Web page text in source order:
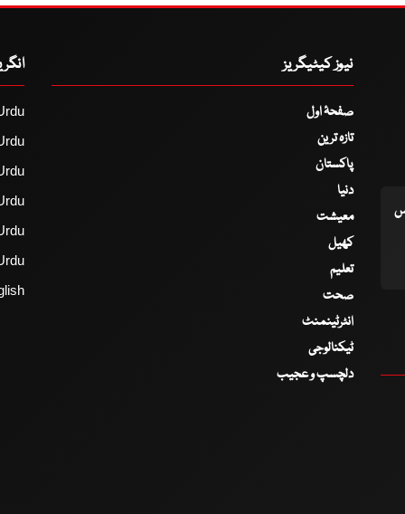
نیوز کیٹیگریز
صفحۂ اول
تازہ ترین
پاکستان
دنیا
معیشت
کھیل
تعلیم
صحت
انٹرٹینمنٹ
ٹیکنالوجی
دلچسپ و عجیب